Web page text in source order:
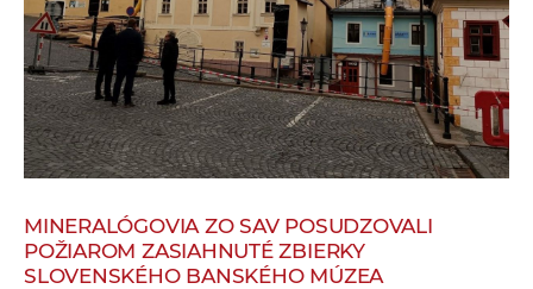
e
v
p
r
a
c
MINERALÓGOVIA ZO SAV POSUDZOVALI
POŽIAROM ZASIAHNUTÉ ZBIERKY
SLOVENSKÉHO BANSKÉHO MÚZEA